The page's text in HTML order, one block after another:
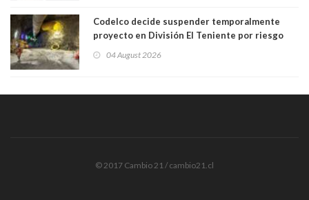
Codelco decide suspender temporalmente
proyecto en División El Teniente por riesgo
04 August 2026
© 2017 Cambio 21 / cambio21.cl